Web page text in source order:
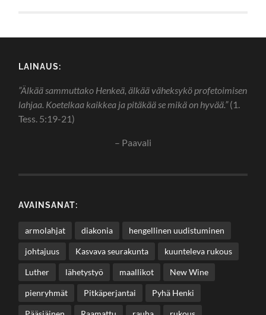
LAINAUS:
”Älkää sammuttako Henkeä, älkää väheksykö profetoimisen
lahjaa. Koetelkaa kaikkea ja pitäkää se mikä on hyvää.”(1.
Tess. 5:19-21)
– Paavali
AVAINSANAT:
armolahjat diakonia hengellinen uudistuminen
johtajuus Kasvava seurakunta kuunteleva rukous
Luther lähetystyö maallikot New Wine
pienryhmät Pitkäperjantai Pyhä Henki